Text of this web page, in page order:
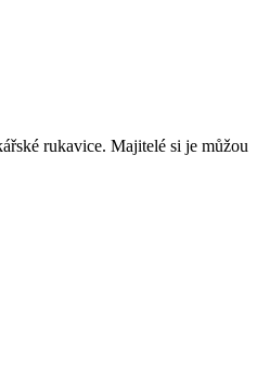
rukavice. Majitelé si je můžou